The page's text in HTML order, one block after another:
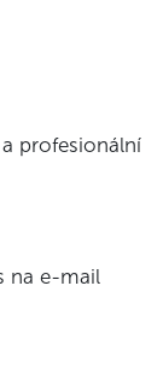
profesionální
na e-mail